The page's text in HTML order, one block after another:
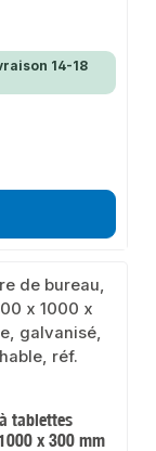
14-18
tablettes
x 300 mm